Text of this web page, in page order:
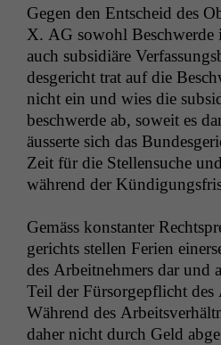
Gegen den Entscheid des
X. AG sowohl
auch sub­sidiäre
des­gericht trat auf die
nicht ein und wies die
beschw­erde ab, soweit es
äusserte sich das
Zeit für die Stel­len­suche
während der
Gemäss kon­stan­ter
gerichts stellen Ferien
des Arbeit­nehmers dar und
Teil der Für­sorgepflicht des
Während des
daher nicht durch Geld